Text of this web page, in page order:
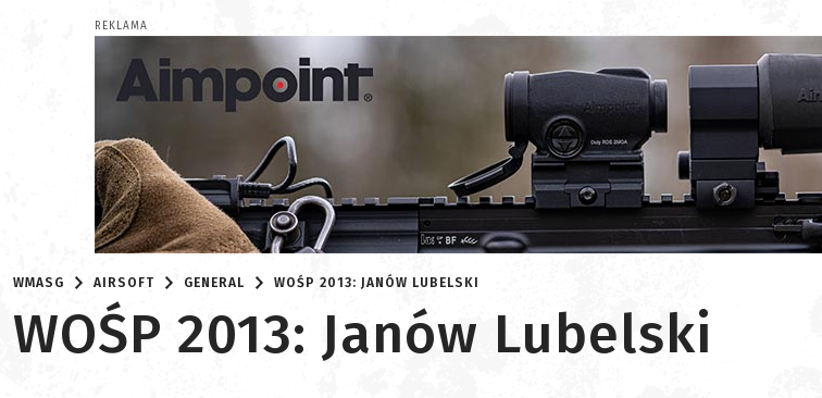
REKLAMA
WMASG AIRSOFT GENERAL WOŚP 2013: JANÓW LUBELSKI
WOŚP 2013: Janów Lubelski